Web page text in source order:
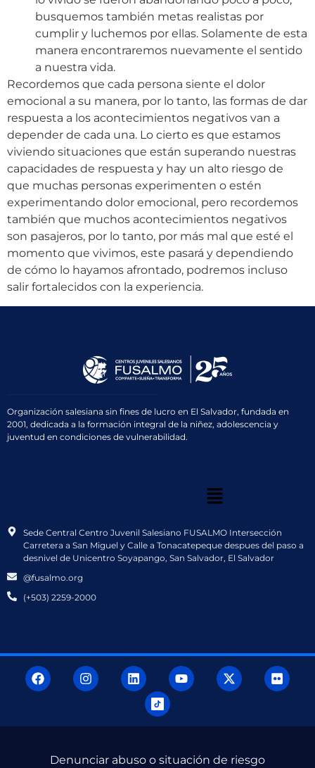
busquemos también metas realistas por
cumplir y luchemos por ellas. Solamente de esta
manera encontraremos nuevamente el sentido
a nuestra vida.
Recordemos que cada persona siente el dolor
emocional a su manera, por lo tanto, las formas de dar
respuesta a los acontecimientos negativos van a
depender de cada una. Lo cierto es que estamos
viviendo situaciones que están superando nuestras
capacidades de respuesta y hay un alto riesgo de
que muchas personas experimenten o estén
experimentando dolor emocional, pero recordemos
también que muchos acontecimientos negativos
son pasajeros, por lo tanto, por más mal que esté el
momento que vivimos, este pasará y dependiendo
de cómo lo hayamos afrontado, podremos incluso
salir fortalecidos con la experiencia.
Organización salesiana sin fines de lucro en El Salvador, fundada en
2001, dedicada a la formación integral de la niñez, adolescencia y
juventud en condiciones de vulnerabilidad.
Sede Central Centro Juvenil Salesiano FUSALMO Intersección
Carretera a San Miguel y Calle a Tonacatepeque despues del paso a
desnivel de Unicentro Soyapango, San Salvador, El Salvador
@fusalmo.org
(+503) 2259-2000
Denunciar abuso o situación de riesgo